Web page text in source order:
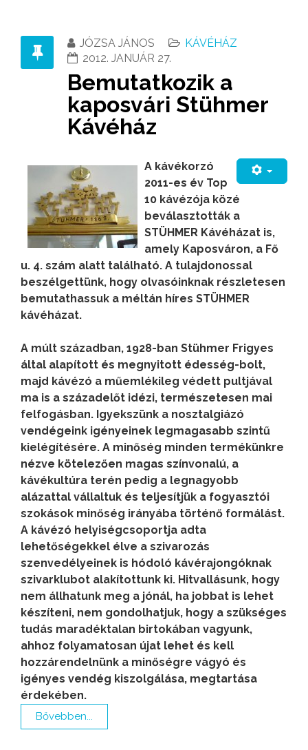
JÓZSA JÁNOS
KÁVÉHÁZ
2012. JANUÁR 27.
Bemutatkozik a
kaposvári Stühmer
Kávéház
A kávékorzó
2011-es év Top
10 kávézója közé
beválasztották a
STÜHMER Kávéházat is,
amely Kaposváron, a Fő
u. 4. szám alatt található. A tulajdonossal
beszélgettünk, hogy olvasóinknak részletesen
bemutathassuk a méltán híres STÜHMER
kávéházat.
A múlt században, 1928-ban Stühmer Frigyes
által alapított és megnyitott édesség-bolt,
majd kávézó a műemlékileg védett pultjával
ma is a századelőt idézi, természetesen mai
felfogásban. Igyekszünk a nosztalgiázó
vendégeink igényeinek legmagasabb szintű
kielégítésére. A minőség minden termékünkre
nézve kötelezően magas színvonalú, a
kávékultúra terén pedig a legnagyobb
alázattal vállaltuk és teljesítjük a fogyasztói
szokások minőség irányába történő formálást.
A kávézó helyiségcsoportja adta
lehetőségekkel élve a szivarozás
szenvedélyeinek is hódoló kávérajongóknak
szivarklubot alakítottunk ki. Hitvallásunk, hogy
nem állhatunk meg a jónál, ha jobbat is lehet
készíteni, nem gondolhatjuk, hogy a szükséges
tudás maradéktalan birtokában vagyunk,
ahhoz folyamatosan újat lehet és kell
hozzárendelnünk a minőségre vágyó és
igényes vendég kiszolgálása, megtartása
érdekében.
Bővebben...